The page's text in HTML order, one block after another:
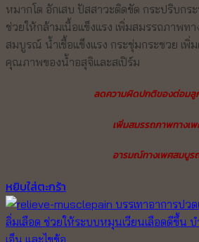
หมากโต อักเสบ ปัสสาวะติดขัด กระปริบกร
ช่วยให้กล้ามเนื้อแข็งแรง เพิ่มสมรรถภาพท
สมบูรณ์ น้ำเชื้อแข็งแรง กระชุ่มกระชวย เ
คุณภาพของน้ำอสุจิและสเปิร์ม
ลดความผิดปกติของต่อมลู
เพิ่มสมรรถภาพทางเ
อารมณ์ทางเพศสมบู
หยิบใส่ตะกร้า